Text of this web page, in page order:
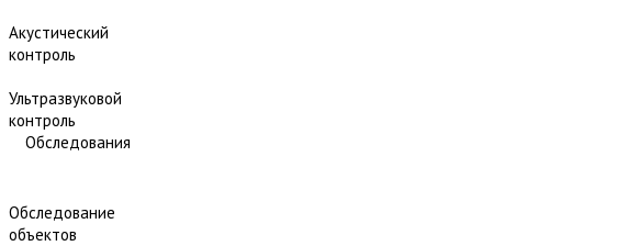
Акустический
контроль
Ультразвуковой
контроль
Обследования
Обследование
объектов